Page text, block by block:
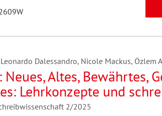
Dalessandro, Nicole Mackus, Özlem
Altes, Bewährtes,
Lehrkonzepte und
- Teil I
2/2025